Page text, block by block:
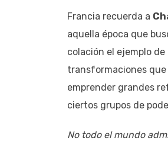
Francia recuerda a
aquella época que
colación el ejemplo
transformaciones
emprender grandes
ciertos grupos de
No todo el mundo